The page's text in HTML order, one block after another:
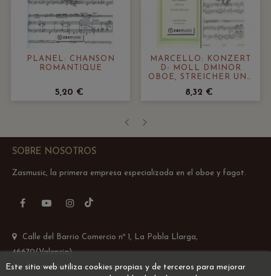
PLANEL: CHANSON
ROMANTIQUE
5,20 €
MARCELLO: KONZERT
D- MOLL DMINOR
OBOE, STREICHER UND
8,32 €
SOBRE NOSOTROS
Zasmusic, la primera empresa especializada en el oboe y fagot.
FacebookYouTubeInstagram
Calle del Barrio Comercio nº 1, La Pobla Llarga,
46670(Valencia)
Email: info@zasmusic.com
Este sitio web utiliza cookies propias y de terceros para mejorar